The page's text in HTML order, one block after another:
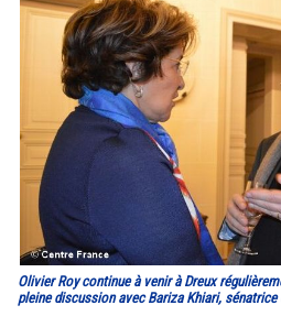
Olivier Roy continue à venir à Dreux
pleine discussion avec Bariza Khiari,